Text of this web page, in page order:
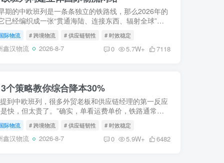
期的中欧班列是一条条独立的铁路线，那么2026年的
已经编织成一张“贯通海陆、连接东西、辐射全球”的
巨网。这张网，打破了地理阻隔，将遥远的内陆与浩
紧密缝合...
际物流 # 跨境物流 # 供应链韧性 # 时效稳定
鑫汉物流 2026-8-7 0 5.7W+ 7118
个策略教你综合降本30%
到中欧班列，很多外贸老板和供应链经理的第一反应
快，但太贵了。”确实，单看运费单价，铁路通常是
3倍。但在全球供应链充满不确定性的今天，“便宜”不
低...
际物流 # 跨境物流 # 供应链韧性 # 时效稳定
鑫汉物流 2026-8-7 0 5.9W+ 6482